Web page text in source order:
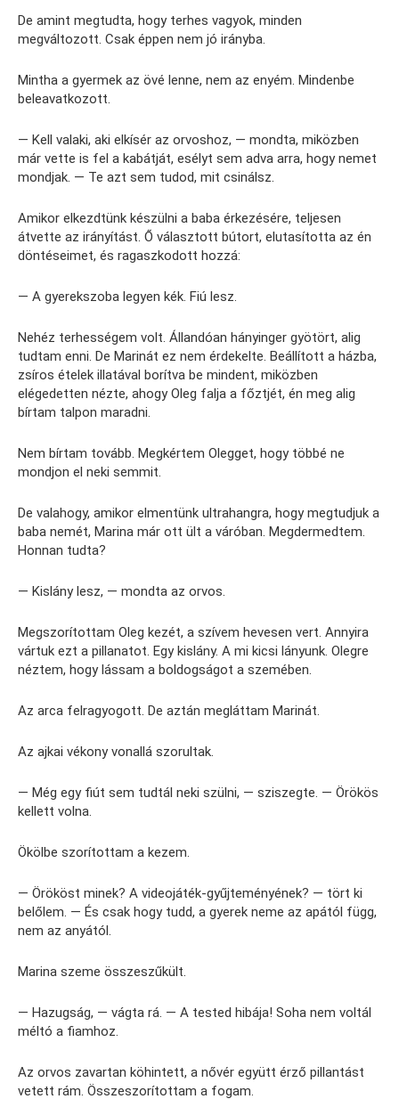
De amint megtudta, hogy terhes vagyok, minden
megváltozott. Csak éppen nem jó irányba.
Mintha a gyermek az övé lenne, nem az enyém. Mindenbe
beleavatkozott.
— Kell valaki, aki elkísér az orvoshoz, — mondta, miközben
már vette is fel a kabátját, esélyt sem adva arra, hogy nemet
mondjak. — Te azt sem tudod, mit csinálsz.
Amikor elkezdtünk készülni a baba érkezésére, teljesen
átvette az irányítást. Ő választott bútort, elutasította az én
döntéseimet, és ragaszkodott hozzá:
— A gyerekszoba legyen kék. Fiú lesz.
Nehéz terhességem volt. Állandóan hányinger gyötört, alig
tudtam enni. De Marinát ez nem érdekelte. Beállított a házba,
zsíros ételek illatával borítva be mindent, miközben
elégedetten nézte, ahogy Oleg falja a főztjét, én meg alig
bírtam talpon maradni.
Nem bírtam tovább. Megkértem Olegget, hogy többé ne
mondjon el neki semmit.
De valahogy, amikor elmentünk ultrahangra, hogy megtudjuk a
baba nemét, Marina már ott ült a váróban. Megdermedtem.
Honnan tudta?
— Kislány lesz, — mondta az orvos.
Megszorítottam Oleg kezét, a szívem hevesen vert. Annyira
vártuk ezt a pillanatot. Egy kislány. A mi kicsi lányunk. Olegre
néztem, hogy lássam a boldogságot a szemében.
Az arca felragyogott. De aztán megláttam Marinát.
Az ajkai vékony vonallá szorultak.
— Még egy fiút sem tudtál neki szülni, — sziszegte. — Örökös
kellett volna.
Ökölbe szorítottam a kezem.
— Örököst minek? A videojáték-gyűjteményének? — tört ki
belőlem. — És csak hogy tudd, a gyerek neme az apától függ,
nem az anyától.
Marina szeme összeszűkült.
— Hazugság, — vágta rá. — A tested hibája! Soha nem voltál
méltó a fiamhoz.
Az orvos zavartan köhintett, a nővér együtt érző pillantást
vetett rám. Összeszorítottam a fogam.